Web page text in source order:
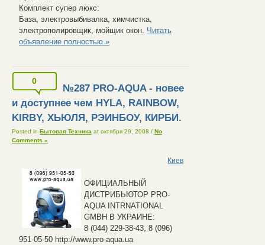
Комплект супер люкс:
База, электровыбивалка, химчистка,
электрополировщик, мойщик окон. Читать
объявление полностью »
0
№287 PRO-AQUA - новее
и доступнее чем HYLA, RAINBOW,
KIRBY, ХЬЮЛЯ, РЭИНБОУ, КИРБИ.
Posted in Бытовая Техника at октября 29, 2008 / No
Comments »
Киев
ОФИЦИАЛЬНЫЙ
ДИСТРИБЬЮТОР PRO-
AQUA INTRNATIONAL
GMBH В УКРАИНЕ:
8 (044) 229-38-43, 8 (096)
951-05-50 http://www.pro-aqua.ua